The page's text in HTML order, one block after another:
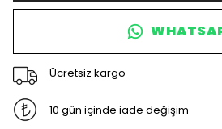
Ücretsiz kargo
10 gün içinde iade değişim